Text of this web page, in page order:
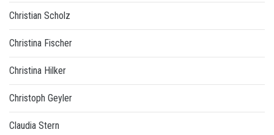
Christian Scholz
Christina Fischer
Christina Hilker
Christoph Geyler
Claudia Stern